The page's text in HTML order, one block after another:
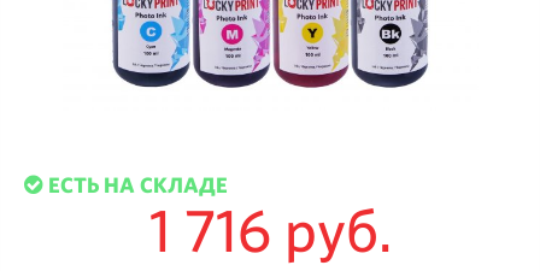
ЕСТЬ НА СКЛАДЕ
1 716 руб.